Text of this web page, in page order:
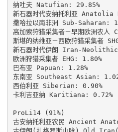
纳吐夫 Natufian: 29.85%
新石器时代安纳托利亚
撒哈拉以南非洲 Sub-Saharan:
高加索狩猎采集者－早期欧洲农人
斯堪的纳维亚－西欧狩猎采集者
新石器时代伊朗 Iran-
欧洲狩猎采集者 EHG: 1.80%
巴布亚 Papuan: 1.28%
东南亚 Southeast Asian:
西伯利亚 Siberian: 0.90%
卡利吉亚纳 Karitiana: 0.72%
ProLi14 (91%)
古安纳托利亚农民 Ancient
古伊朗(扎格罗斯山脉) Old